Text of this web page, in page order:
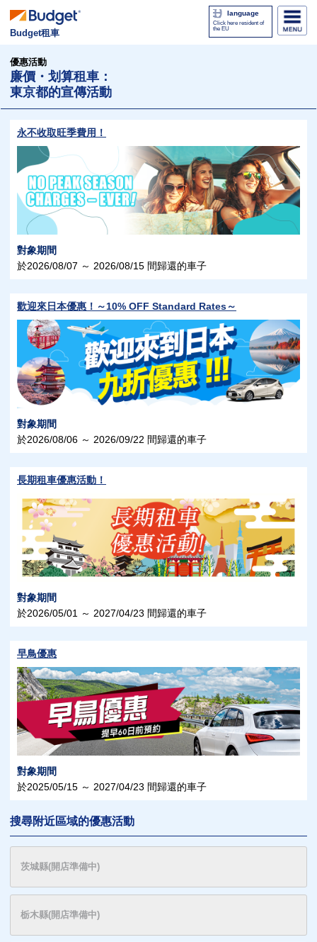
Budget租車
language
Click here resident of
the EU
優惠活動
廉價・划算租車：
東京都的宣傳活動
永不收取旺季費用！
對象期間
於2026/08/07 ～ 2026/08/15 間歸還的車子
歡迎來日本優惠！～10% OFF Standard Rates～
對象期間
於2026/08/06 ～ 2026/09/22 間歸還的車子
長期租車優惠活動！
對象期間
於2026/05/01 ～ 2027/04/23 間歸還的車子
早鳥優惠
對象期間
於2025/05/15 ～ 2027/04/23 間歸還的車子
搜尋附近區域的優惠活動
茨城縣(開店準備中)
栃木縣(開店準備中)